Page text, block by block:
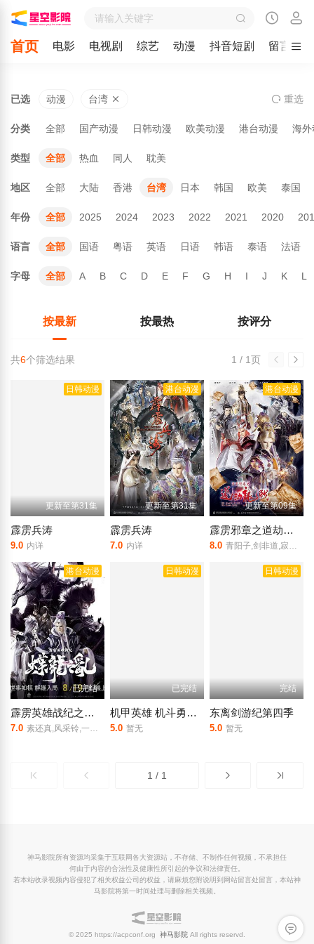
首页 电影 电视剧 综艺 动漫 抖音短剧 留言
已选 动漫 台湾 重选
分类 全部 国产动漫 日韩动漫 欧美动漫 港台动漫 海外
类型 全部 热血 同人 耽美
地区 全部 大陆 香港 台湾 日本 韩国 欧美 泰国
年份 全部 2025 2024 2023 2022 2021 2020
语言 全部 国语 粤语 英语 日语 韩语 泰语 法语
字母 全部 A B C D E F G H I J K L
按最新 按最热 按评分
1 / 1页
共6个筛选结果
日韩动漫
更新至第31集
霹雳兵涛
9.0 内详
港台动漫
更新至第31集
霹雳兵涛
7.0 内详
港台动漫
更新至第09集
霹雳邪章之道劫龙战
8.0 青阳子,剑非道,寂无初,太玄封羲,天下式,静涛君
港台动漫
已完结
霹雳英雄战纪之蝶龙之乱
7.0 素还真,风采铃,一页书
日韩动漫
已完结
机甲英雄 机斗勇者 第二季日语
5.0 暂无
日韩动漫
完结
东离剑游纪第四季
5.0 暂无
1 / 1
留言反
神马影院所有资源均采集于互联网各大资源站，不存储、不制作任何视频，不承担任
何由于内容的合法性及健康性所引起的争议和法律责任。
若本站收录视频内容侵犯了相关权益公司的权益，请麻烦您附说明到网站留言处留言，本站神
马影院将第一时间处理与删除相关视频。
© 2025 https://acpconf.org 神马影院 All rights reservd.